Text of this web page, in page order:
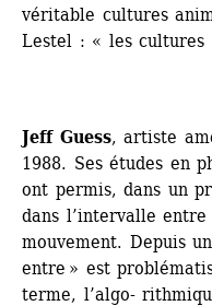
véritable cultures
Lestel : « les cultures
Jeff Guess, artiste
1988. Ses études en
ont permis, dans un
dans l’intervalle
mouvement. Depuis
entre » est
terme, l’algo-